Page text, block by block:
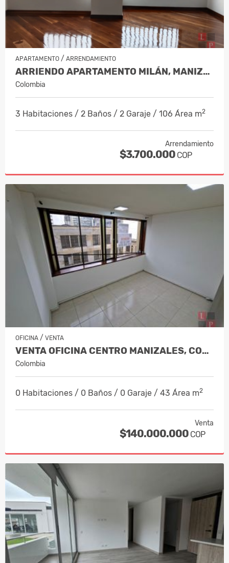
APARTAMENTO / ARRENDAMIENTO
ARRIENDO APARTAMENTO MILÁN, MANIZAL…
Colombia
3 Habitaciones / 2 Baños / 2 Garaje / 106 Área m2
Arrendamiento
$3.700.000 COP
OFICINA / VENTA
VENTA OFICINA CENTRO MANIZALES, COD 9…
Colombia
0 Habitaciones / 0 Baños / 0 Garaje / 43 Área m2
Venta
$140.000.000 COP